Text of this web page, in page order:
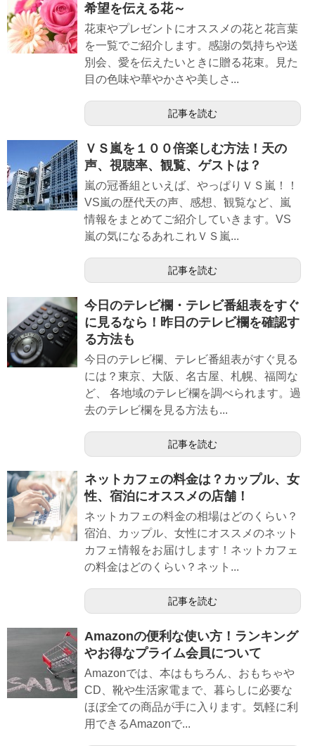
希望を伝える花～
花束やプレゼントにオススメの花と花言葉
を一覧でご紹介します。感謝の気持ちや送
別会、愛を伝えたいときに贈る花束。見た
目の色味や華やかさや美しさ...
記事を読む
ＶＳ嵐を１００倍楽しむ方法！天の
声、視聴率、観覧、ゲストは？
嵐の冠番組といえば、やっぱりＶＳ嵐！！
VS嵐の歴代天の声、感想、観覧など、嵐
情報をまとめてご紹介していきます。VS
嵐の気になるあれこれＶＳ嵐...
記事を読む
今日のテレビ欄・テレビ番組表をすぐ
に見るなら！昨日のテレビ欄を確認す
る方法も
今日のテレビ欄、テレビ番組表がすぐ見る
には？東京、大阪、名古屋、札幌、福岡な
ど、 各地域のテレビ欄を調べられます。過
去のテレビ欄を見る方法も...
記事を読む
ネットカフェの料金は？カップル、女
性、宿泊にオススメの店舗！
ネットカフェの料金の相場はどのくらい？
宿泊、カップル、女性にオススメのネット
カフェ情報をお届けします！ネットカフェ
の料金はどのくらい？ネット...
記事を読む
Amazonの便利な使い方！ランキング
やお得なプライム会員について
Amazonでは、本はもちろん、おもちゃや
CD、靴や生活家電まで、暮らしに必要な
ほぼ全ての商品が手に入ります。気軽に利
用できるAmazonで...